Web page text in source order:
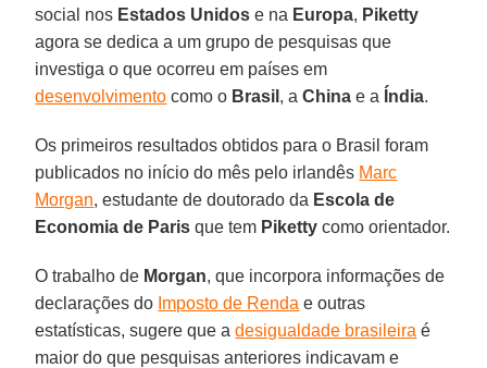
social nos Estados Unidos e na Europa, Piketty
agora se dedica a um grupo de pesquisas que
investiga o que ocorreu em países em
desenvolvimento como o Brasil , aChina e a Índia.
Os primeiros resultados obtidos para o Brasil foram
publicados no início do mês pelo irlandês Marc
Morgan, estudante de doutorado da Escola de
Economia de Paris que tem Piketty como orientador.
O trabalho de Morgan, que incorpora informações de
declarações do Imposto de Renda e outras
estatísticas, sugere que adesigualdade brasileira é
maior do que pesquisas anteriores indicavam e